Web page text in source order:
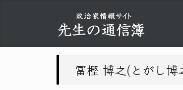
冨樫 博之(とがし博